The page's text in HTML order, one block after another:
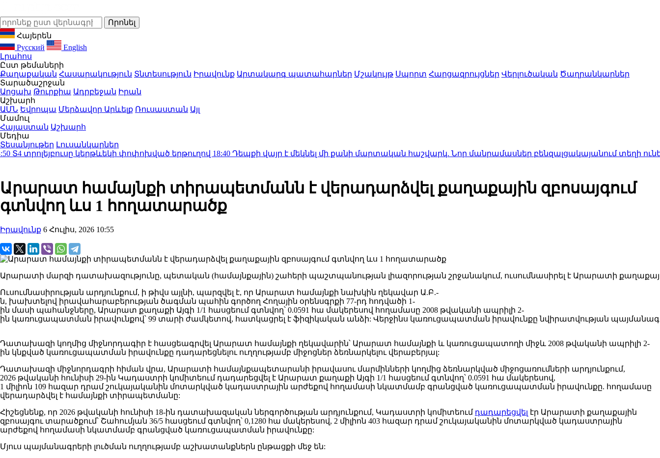
Հայերեն
Русский
English
Լրահոս
Ըստ թեմաների
Քաղաքական Հասարակություն Տնտեսություն Իրավունք Արտակարգ պատահարներ Մշակույթ Սպորտ Հարցազրույցներ Վերլուծական Ծաղրանկարներ
Տարածաշրջան
Արցախ Թուրքիա Ադրբեջան Իրան
Աշխարհ
ԱՄՆ Եվրոպա Մերձավոր Արևելք Ռուսաստան Այլ
Մամուլ
Հայաստան Աշխարհ
Մեդիա
Տեսանյութեր Լուսանկարներ
կերթևեկի փոփոխված երթուղով18:40Դեպքի վայր է մեկնել մի քանի մարտական հաշվարկ. Նոր մանրամասներ բենզալցակայանում տեղի ունեցած
Արարատ համայնքի տիրապետմանն է վերադարձվել քաղաքային զբոսայգում
գտնվող ևս 1 հողատարածք
Իրավունք 6 Հուլիս, 2026 10:55
Արարատի մարզի դատախազությունը, պետական (համայնքային) շահերի պաշտպանության լիազորության շրջանակում, ուսումնասիրել է Արարատի
Ուսումնասիրության արդյունքում, ի թիվս այլնի, պարզվել է, որ Արարատ համայնքի նախկին ղեկավար Ա.Բ.-
ն, խախտելով իրավահարաբերության ծագման պահին գործող Հողային օրենսգրքի 77-րդ հոդվածի 1-
ին մասի պահանջները, Արարատ քաղաքի Այգի 1/1 հասցեում գտնվող՝ 0.0591 հա մակերեսով հողամասը 2008 թվականի ապրիլի 2-
ին կառուցապատման իրավունքով՝ 99 տարի ժամկետով, հատկացրել է ֆիզիկական անձի: Վերջինս կառուցապատման իրավունքը նվիրատվության
Դատախազի կողմից միջնորդագիր է հասցեագրվել Արարատ համայնքի ղեկավարին՝ Արարատ համայնքի և կառուցապատողի միջև 2008 թվականի ապրիլի 2-
ին կնքված կառուցապատման իրավունքը դադարեցնելու ուղղությամբ միջոցներ ձեռնարկելու վերաբերյալ:
Դատախազի միջնորդագրի հիման վրա, Արարատի համայնքապետարանի իրավասու մարմինների կողմից ձեռնարկված միջոցառումների արդյունքում,
2026 թվականի հունիսի 29-ին Կադաստրի կոմիտեում դադարեցվել է Արարատ քաղաքի Այգի 1/1 հասցեում գտնվող՝ 0.0591 հա մակերեսով,
1 միլիոն 109 հազար դրամ շուկայականին մոտարկված կադաստրային արժեքով հողամասի նկատմամբ գրանցված կառուցապատման իրավունքը. հողամասը
վերադարձվել է համայնքի տիրապետմանը:
Հիշեցնենք, որ 2026 թվականի հունիսի 18-ին դատախազական ներգործության արդյունքում, Կադաստրի կոմիտեում դադարեցվել էր Արարատի քաղաքային
զբոսայգու տարածքում՝ Շահումյան 36/5 հասցեում գտնվող՝ 0,1280 հա մակերեսով, 2 միլիոն 403 հազար դրամ շուկայականին մոտարկված կադաստրային
արժեքով հողամասի նկատմամբ գրանցված կառուցապատման իրավունքը:
Մյուս պայմանագրերի լուծման ուղղությամբ աշխատանքներն ընթացքի մեջ են: